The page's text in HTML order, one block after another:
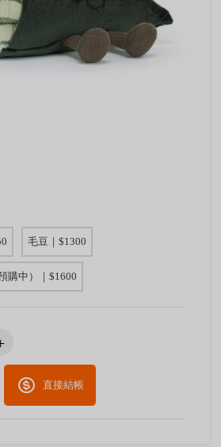
毛豆｜$1300
購中）｜$1600
直接結帳